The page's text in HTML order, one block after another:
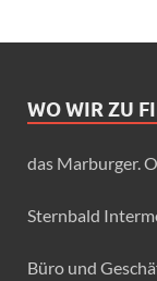
WO WIR ZU
das Marburger.
Sternbald
Büro und